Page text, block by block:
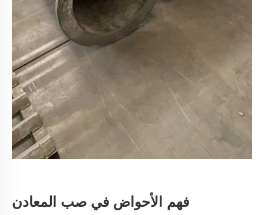
فهم الأحواض في صب المعادن